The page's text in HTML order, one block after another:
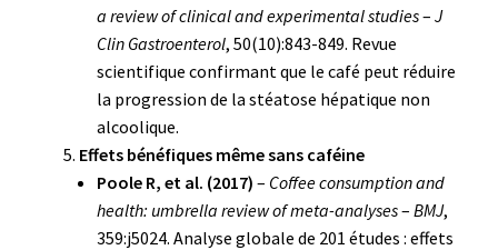
a review of clinical and experimental studies– J
Clin Gastroenterol, 50(10):843-849. Revue
scientifique confirmant que le café peut réduire
la progression de la stéatose hépatique non
alcoolique.
Effets bénéfiques même sans caféine
Poole R, et al. (2017) – Coffee consumption and
health: umbrella review of meta-analyses– BMJ,
359:j5024. Analyse globale de 201 études : effets